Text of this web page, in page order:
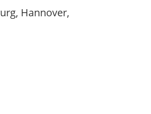
Hannover,